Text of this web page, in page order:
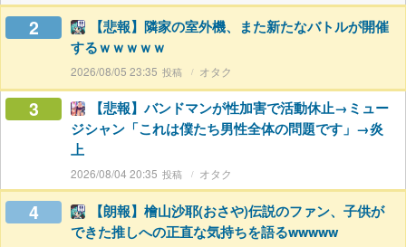
2
【悲報】隣家の室外機、また新たなバトルが開催
するｗｗｗｗｗ
2026/08/05 23:35 オタク
3
【悲報】バンドマンが性加害で活動休止→ミュー
ジシャン「これは僕たち男性全体の問題です」→炎
上
2026/08/04 20:35 オタク
4
【朗報】檜山沙耶(おさや)伝説のファン、子供が
できた推しへの正直な気持ちを語るwwwww